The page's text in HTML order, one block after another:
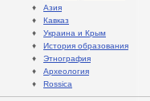
♦ Азия
♦ Кавказ
♦ Украина и Крым
♦ История образования
♦ Этнография
♦ Археология
♦ Rossica